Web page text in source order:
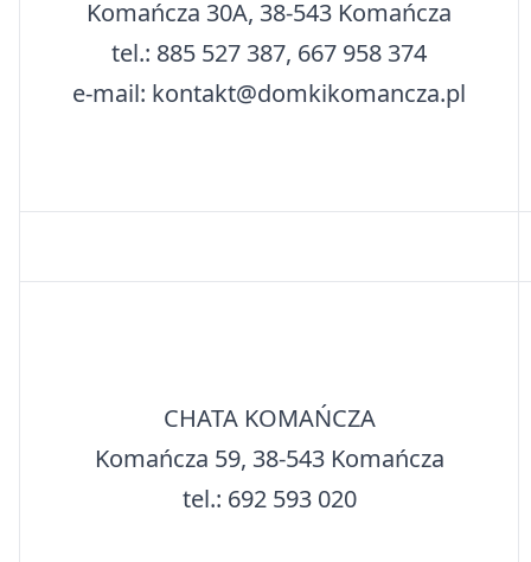
Komańcza 30A, 38-543 Komańcza
tel.: 885 527 387, 667 958 374
e-mail: kontakt@domkikomancza.pl
CHATA KOMAŃCZA
Komańcza 59, 38-543 Komańcza
tel.: 692 593 020